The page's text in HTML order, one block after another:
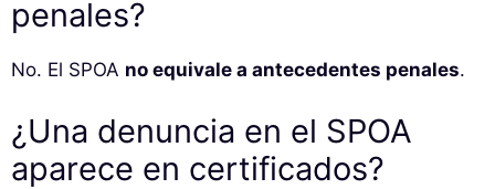
penales?
No. El SPOA no equivale a antecedentes penales.
¿Una denuncia en el SPOA
aparece en certificados?